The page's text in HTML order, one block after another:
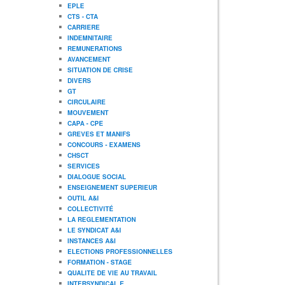
EPLE
CTS - CTA
CARRIERE
INDEMNITAIRE
REMUNERATIONS
AVANCEMENT
SITUATION DE CRISE
DIVERS
GT
CIRCULAIRE
MOUVEMENT
CAPA - CPE
GREVES ET MANIFS
CONCOURS - EXAMENS
CHSCT
SERVICES
DIALOGUE SOCIAL
ENSEIGNEMENT SUPERIEUR
OUTIL A&I
COLLECTIVITÉ
LA REGLEMENTATION
LE SYNDICAT A&I
INSTANCES A&I
ELECTIONS PROFESSIONNELLES
FORMATION - STAGE
QUALITE DE VIE AU TRAVAIL